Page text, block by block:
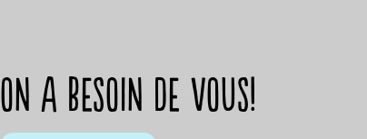
on a besoin de vous!